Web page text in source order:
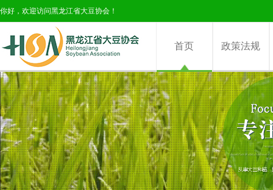
你好，欢迎访问黑龙江省大豆协会！
首页 政策法规